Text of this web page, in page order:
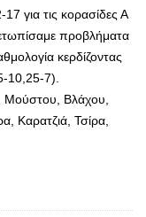
για τις κορασίδες Α
προβλήματα
κερδίζοντας
10,25-7).
Μούστου, Βλάχου,
Καρατζιά, Τσίρα,